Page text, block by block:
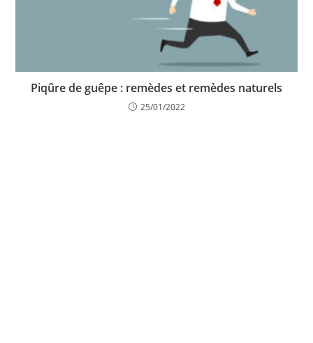
Piqûre de guêpe : remèdes et remèdes naturels
25/01/2022